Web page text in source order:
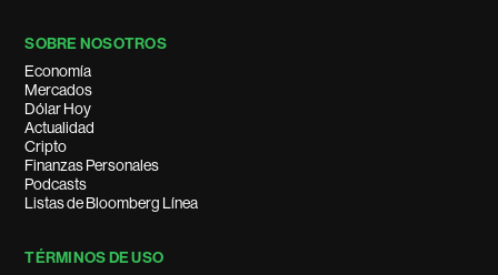
SOBRE NOSOTROS
Economía
Mercados
Dólar Hoy
Actualidad
Cripto
Finanzas Personales
Podcasts
Listas de Bloomberg Línea
TÉRMINOS DE USO